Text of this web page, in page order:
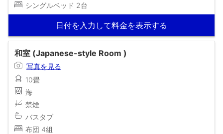
シングルベッド 2台
日付を入力して料金を表示する
和室 (Japanese-style Room )
写真を見る
10畳
海
禁煙
バスタブ
布団 4組